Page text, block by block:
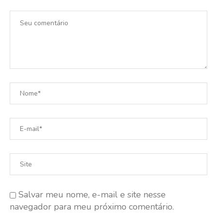
Salvar meu nome, e-mail e site nesse
navegador para meu próximo comentário.